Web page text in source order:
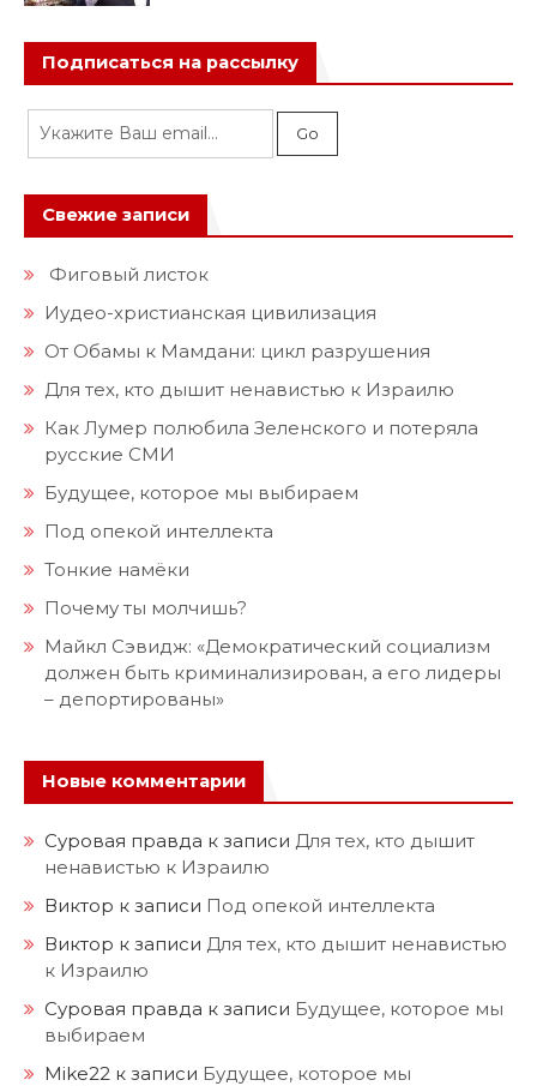
Подписаться на рассылку
Свежие записи
Фиговый листок
Иудео-христианская цивилизация
От Обамы к Мамдани: цикл разрушения
Для тех, кто дышит ненавистью к Израилю
Как Лумер полюбила Зеленского и потеряла
русские СМИ
Будущее, которое мы выбираем
Под опекой интеллекта
Тонкие намёки
Почему ты молчишь?
Майкл Сэвидж: «Демократический социализм
должен быть криминализирован, а его лидеры
– депортированы»
Новые комментарии
Суровая правда к записи Для тех, кто дышит
ненавистью к Израилю
Виктор к записи Под опекой интеллекта
Виктор к записи Для тех, кто дышит ненавистью
к Израилю
Суровая правда к записи Будущее, которое мы
выбираем
Mike22 к записи Будущее, которое мы